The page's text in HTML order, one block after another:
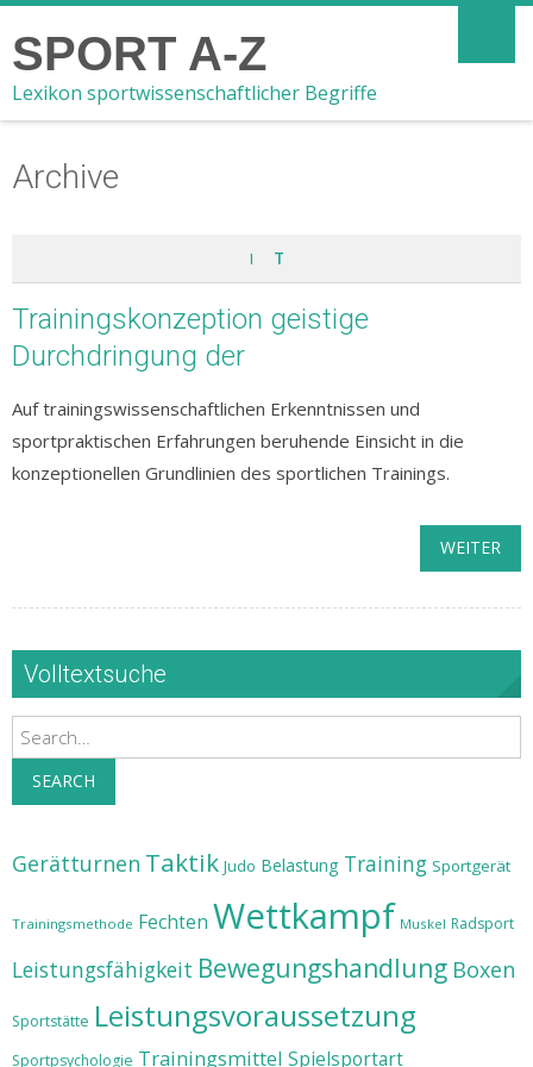
SPORT A-Z
Lexikon sportwissenschaftlicher Begriffe
Archive
I T
Trainingskonzeption geistige
Durchdringung der
Auf trainingswissenschaftlichen Erkenntnissen und
sportpraktischen Erfahrungen beruhende Einsicht in die
konzeptionellen Grundlinien des sportlichen Trainings.
WEITER
Volltextsuche
Search
SEARCH
Gerätturnen Taktik Judo Belastung Training Sportgerät
Trainingsmethode Fechten Wettkampf Muskel Radsport
Leistungsfähigkeit Bewegungshandlung Boxen
Sportstätte Leistungsvoraussetzung
Sportpsychologie Trainingsmittel Spielsportart